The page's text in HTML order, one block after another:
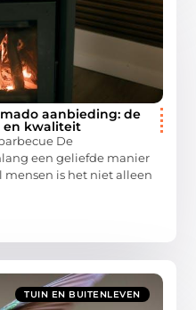
aanbieding: de
en kwaliteit
De
een geliefde manier
mensen is het niet alleen
TUIN EN BUITENLEVEN